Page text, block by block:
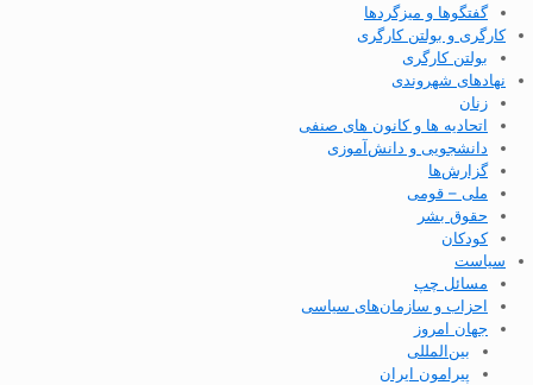
گفتگوها و میزگردها
کارگری و بولتن کارگری
بولتن کارگری
نهادهای شهروندی
زنان
اتحادیه ها و کانون های صنفی
دانشجویی و دانش‌آموزی
گزارش‌ها
ملی – قومی
حقوق بشر
کودکان
سیاست
مسائل چپ
احزاب و سازمان‌های سیاسی
جهان امروز
بین‌المللی
پیرامون ایران